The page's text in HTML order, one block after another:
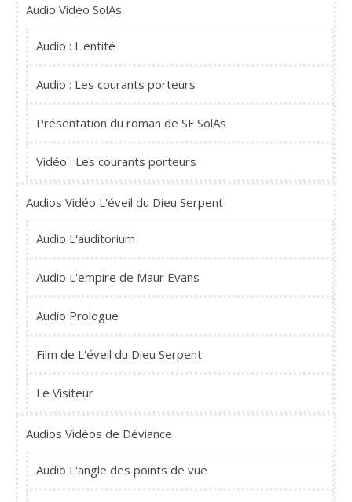
Audio Vidéo SolAs
Audio : L'entité
Audio : Les courants porteurs
Présentation du roman de SF SolAs
Vidéo : Les courants porteurs
Audios Vidéo L'éveil du Dieu Serpent
Audio L'auditorium
Audio L'empire de Maur Evans
Audio Prologue
Film de L'éveil du Dieu Serpent
Le Visiteur
Audios Vidéos de Déviance
Audio L'angle des points de vue